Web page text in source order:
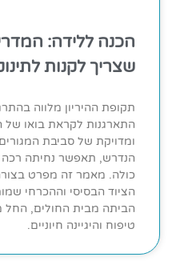
הכנה ללידה:
שצריך לקנות
תקופת ההיריון מלווה
התארגנות לקראת בואו של
ומדויקת של סביבת
הנדרש, תאפשר נחיתה רכה
כולה. מאמר זה מפרט
הציוד הבסיסי וההכרחי
הביתה מבית החולים, החל
טיפוח והיגיינה חיוניים.